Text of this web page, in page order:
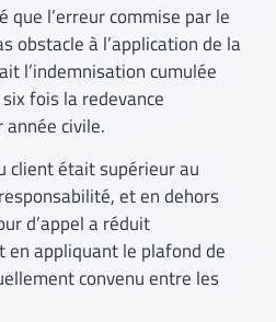
que l’erreur commise par le
obstacle à l’application de la
l’indemnisation cumulée
fois la redevance
civile.
client était supérieur au
et en dehors
d’appel a réduit
en appliquant le plafond de
convenu entre les